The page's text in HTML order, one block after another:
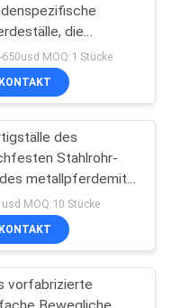
die
Stall-
Tür beschichten
650usd MOQ:1 Stücke
KONTAKT
des
Stahlrohr-
metallpferdemit
Dach langlebig
MOQ:10 Stücke
KONTAKT
vorfabrizierte